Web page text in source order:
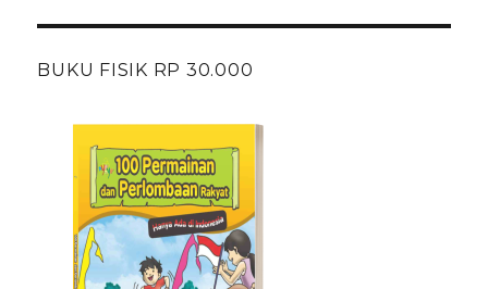
BUKU FISIK RP 30.000